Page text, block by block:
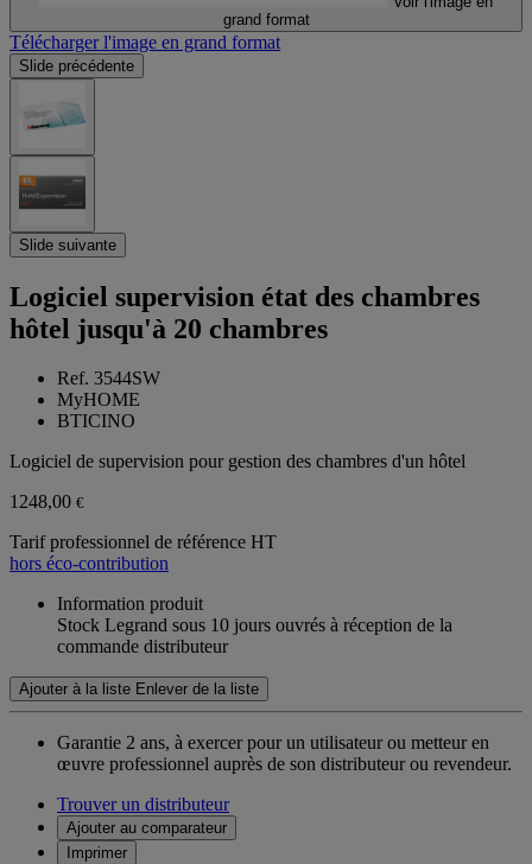
grand format
Télécharger l'image en grand format
Slide précédente
Slide suivante
Logiciel supervision état des chambres
hôtel jusqu'à 20 chambres
Ref. 3544SW
MyHOME
BTICINO
Logiciel de supervision pour gestion des chambres d'un hôtel
1248,00 €
Tarif professionnel de référence HT
hors éco-contribution
Information produit
Stock Legrand sous 10 jours ouvrés à réception de la
commande distributeur
Ajouter à la liste Enlever de la liste
Garantie 2 ans, à exercer pour un utilisateur ou metteur en
œuvre professionnel auprès de son distributeur ou revendeur.
Trouver un distributeur
Ajouter au comparateur
Imprimer